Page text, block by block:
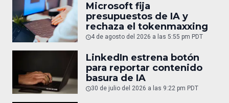
Microsoft fija
presupuestos de IA y
rechaza el tokenmaxxing
4 de agosto del 2026 a las 5:55 pm PDT
LinkedIn estrena botón
para reportar contenido
basura de IA
30 de julio del 2026 a las 9:22 pm PDT